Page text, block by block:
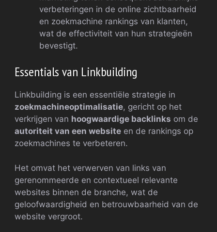
verbeteringen in de online zichtbaarheid
en zoekmachine rankings van klanten,
wat de effectiviteit van hun strategieën
bevestigt.
Essentials van Linkbuilding
Linkbuilding is een essentiële strategie in
zoekmachineoptimalisatie, gericht op het
verkrijgen van hoogwaardige backlinks om de
autoriteit van een website en de rankings op
zoekmachines te verbeteren.
Het omvat het verwerven van links van
gerenommeerde en contextueel relevante
websites binnen de branche, wat de
geloofwaardigheid en betrouwbaarheid van de
website vergroot.